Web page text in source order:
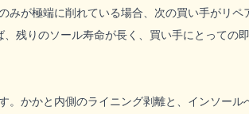
が極端に削れている場合、次の買い手がリペ
残りのソール寿命が長く、買い手にとっての
かかと内側のライニング剥離と、インソール